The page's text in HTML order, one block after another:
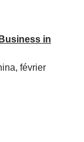
in
février